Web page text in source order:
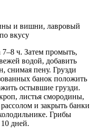
и вишни, лавровый
вкусу
7–8 ч. Затем промыть,
водой, добавить
снимая пену. Грузди
банок положить
остывшие грузди.
листья смородины,
и закрыть банки
Грибы
дней.